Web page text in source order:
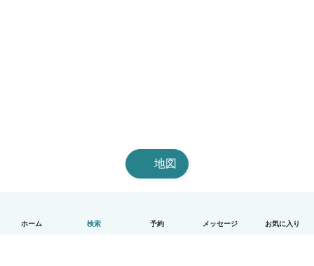
ホーム 検索 予約 メッセージ お気に入り
地図